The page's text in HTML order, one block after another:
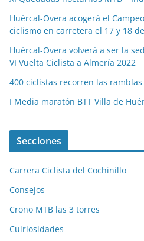
Huércal-Overa acogerá el
ciclismo en carretera el 17 y 18
Huércal-Overa volverá a ser la
VI Vuelta Ciclista a Almería 2022
400 ciclistas recorren las
I Media maratón BTT Villa de
Secciones
Carrera Ciclista del Cochinillo
Consejos
Crono MTB las 3 torres
Cuiriosidades